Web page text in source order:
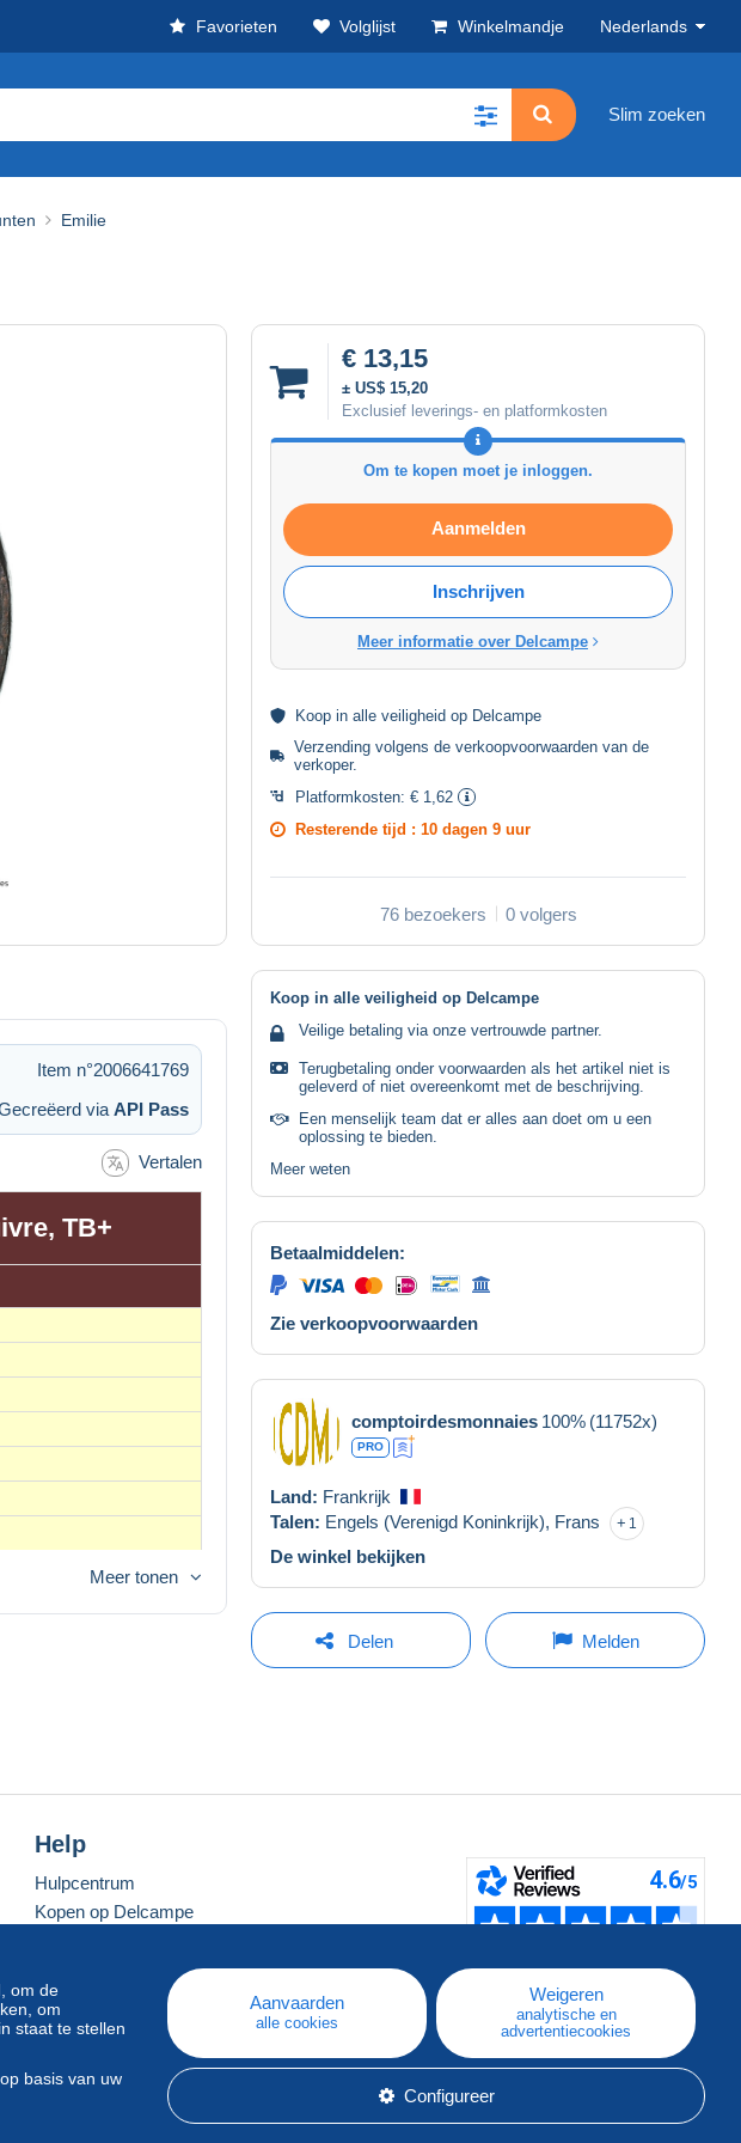
Favorieten Volglijst Winkelmandje Nederlands
Slim zoeken
Emilie
€ 13,15
± US$ 15,20
Exclusief leverings- en platformkosten
Om te kopen moet je inloggen.
Aanmelden
Inschrijven
Meer informatie over Delcampe
Koop in alle veiligheid op Delcampe
Verzending volgens deverkoopvoorwaarden van de
verkoper.
Platformkosten: € 1,62
Resterende tijd : 10 dagen 9 uur
76 bezoekers 0 volgers
Item n°2006641769
via API Pass
Vertalen
TB+
Meer tonen
Koop in alle veiligheid op Delcampe
Veilige betaling via onze vertrouwde partner.
Terugbetaling onder voorwaarden als het artikel niet is
geleverd of niet overeenkomt met de beschrijving.
Een menselijk team dat er alles aan doet om u een
oplossing te bieden.
Meer weten
Betaalmiddelen:
Zie verkoopvoorwaarden
comptoirdesmonnaies 100% (11752x)
PRO
Land: Frankrijk
Talen: Engels (Verenigd Koninkrijk), Frans 1
De winkel bekijken
Delen Melden
om de
om
staat te stellen
basis van uw
Aanvaarden
alle cookies
Weigeren
analytische en
advertentiecookies
Configureer
Help
Hulpcentrum
Kopen op Delcampe
Een beveiligde website